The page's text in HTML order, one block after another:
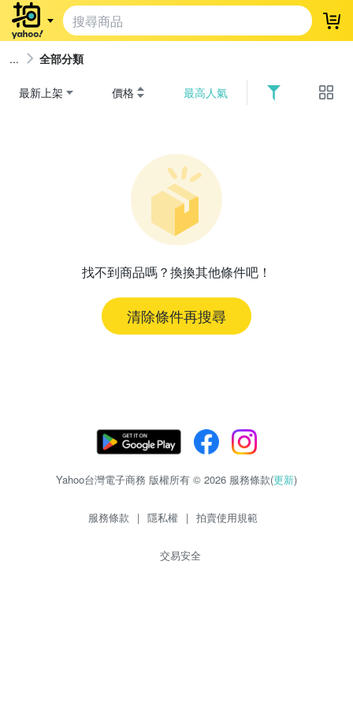
登
全部分類
最新上架 價格 最高人氣
找不到商品嗎？換換其他條件吧！
清除條件再搜尋
Yahoo台灣電子商務 版權所有 © 2026 服務條款(更新)
服務條款 | 隱私權 | 拍賣使用規範
交易安全